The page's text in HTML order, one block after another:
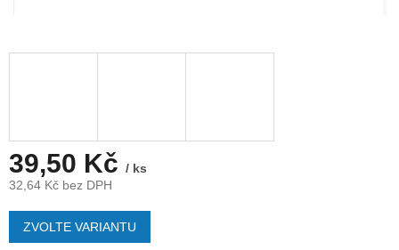
39,50 Kč / ks
32,64 Kč bez DPH
Měrná
cena:
ZVOLTE VARIANTU